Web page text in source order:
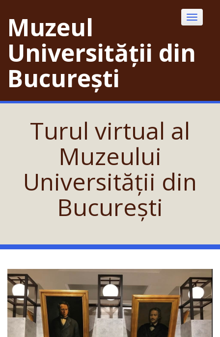
contentMuzeul
Universității din
București
Toggle
Turul virtual al
Muzeului
Universității din
București